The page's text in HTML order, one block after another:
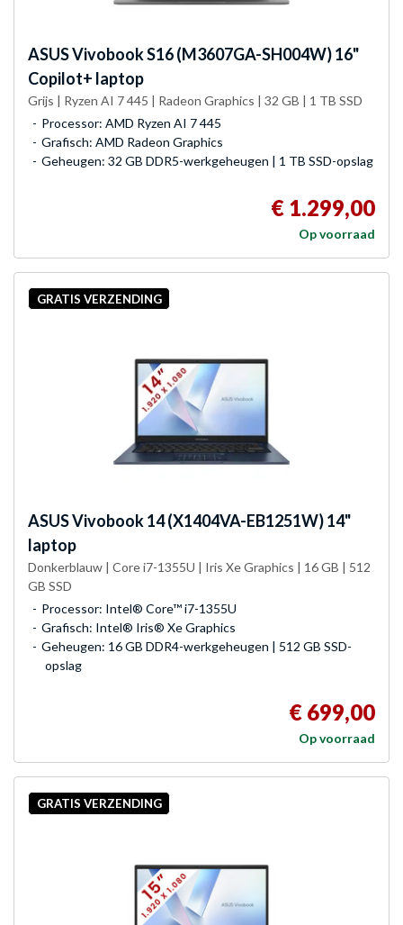
ASUSVivobook S16 (M3607GA-SH004W) 16"
Copilot+ laptop
Grijs | Ryzen AI 7 445 | Radeon Graphics | 32 GB | 1 TB SSD
Processor: AMD Ryzen AI 7 445
Grafisch: AMD Radeon Graphics
Geheugen: 32 GB DDR5-werkgeheugen | 1 TB SSD-opslag
€ 1.299,00
Op voorraad
GRATIS VERZENDING
ASUSVivobook 14 (X1404VA-EB1251W) 14"
laptop
Donkerblauw | Core i7-1355U | Iris Xe Graphics | 16 GB | 512
GB SSD
Processor: Intel® Core™ i7-1355U
Grafisch: Intel® Iris® Xe Graphics
Geheugen: 16 GB DDR4-werkgeheugen | 512 GB SSD-
opslag
€ 699,00
Op voorraad
GRATIS VERZENDING